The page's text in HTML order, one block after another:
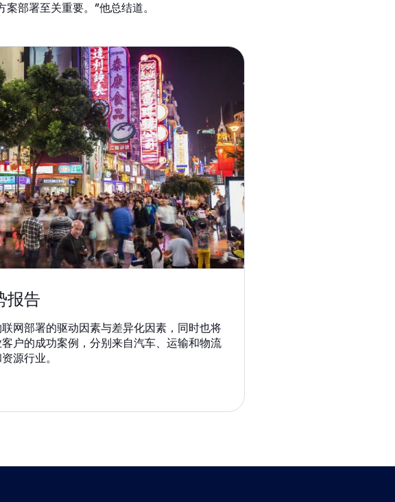
部署至关重要。”他总结道。
报告
网部署的驱动因素与差异化因素，同时也将
户的成功案例，分别来自汽车、运输和物流
源行业。